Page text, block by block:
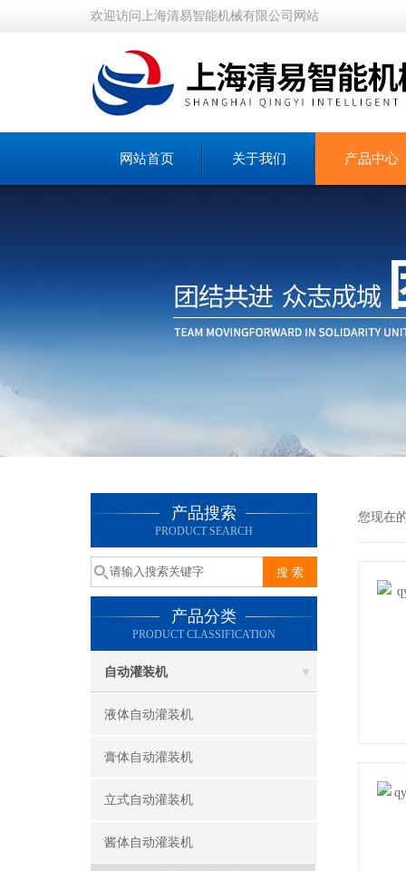
欢迎访问上海清易智能机械有限公司网站
网站首页 关于我们 产品中心
产品搜索
PRODUCT SEARCH
产品分类
PRODUCT CLASSIFICATION
自动灌装机
液体自动灌装机
膏体自动灌装机
立式自动灌装机
酱体自动灌装机
您现在